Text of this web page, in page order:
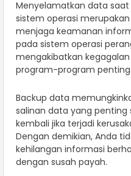
Menyelamatkan data
sistem operasi
menjaga keamanan
pada sistem operasi
mengakibatkan
program-program penting.
Backup data
salinan data yang penting
kembali jika terjadi
Dengan demikian, Anda
kehilangan informasi
dengan susah payah.